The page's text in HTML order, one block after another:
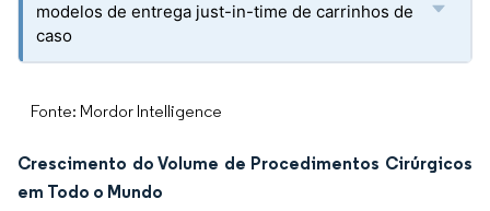
modelos de entrega just-in-time de carrinhos de
caso
Fonte: Mordor Intelligence
Crescimento do Volume de Procedimentos Cirúrgicos
em Todo o Mundo